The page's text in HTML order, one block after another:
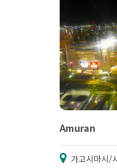
Amuran
가고시마시/